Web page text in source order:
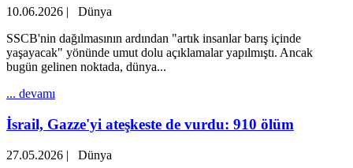
10.06.2026 |
Dünya
SSCB'nin dağılmasının ardından "artık insanlar barış içinde
yaşayacak" yönünde umut dolu açıklamalar yapılmıştı. Ancak
bugün gelinen noktada, dünya...
... devamı
İsrail, Gazze'yi ateşkeste de vurdu: 910 ölüm
27.05.2026 | Dünya